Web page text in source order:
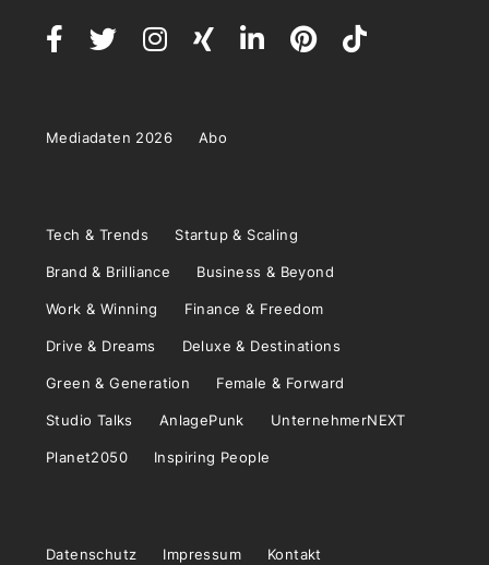
Mediadaten 2026 Abo
Tech & Trends Startup & Scaling
Brand & Brilliance Business & Beyond
Work & Winning Finance & Freedom
Drive & Dreams Deluxe & Destinations
Green & Generation Female & Forward
Studio Talks AnlagePunk UnternehmerNEXT
Planet2050 Inspiring People
Datenschutz Impressum Kontakt